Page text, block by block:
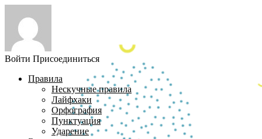
Войти Присоединиться
Правила
Нескучные правила
Лайфхаки
Орфография
Пунктуация
Ударение